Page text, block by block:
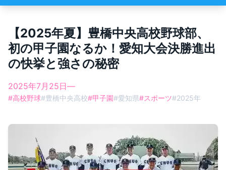
【2025年夏】豊橋中央高校野球部、
初の甲子園なるか！愛知大会決勝進出
の快挙と強さの秘密
2025年7月25日—
#高校野球#豊橋中央高校#甲子園#愛知県#スポーツ#2025年